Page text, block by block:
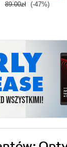
89.00zł (-47%)